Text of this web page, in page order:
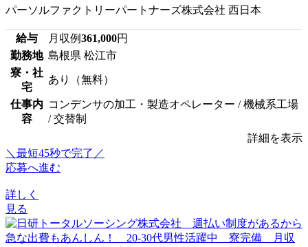
パーソルファクトリーパートナーズ株式会社 西日本
給与 月収例361,000円
勤務地 島根県 松江市
寮・社
宅
あり（無料）
仕事内
容
コンデンサの加工・製造オペレーター / 機械系工場
/ 交替制
詳細を表示
＼最短45秒で完了／
応募へ進む
詳しく
見る